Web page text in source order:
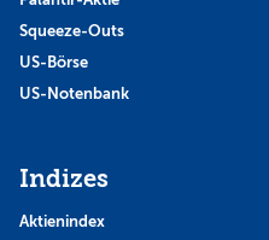
Squeeze-Outs
US-Börse
US-Notenbank
Indizes
Aktienindex